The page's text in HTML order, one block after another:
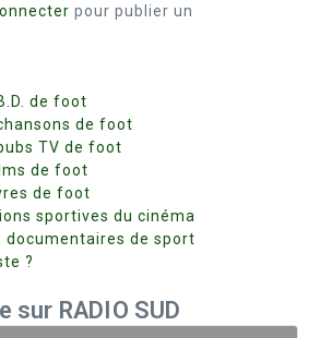
pour publier un
de foot
de foot
TV de foot
de foot
de foot
sportives du cinéma
documentaires de sport
?
RADIO SUD